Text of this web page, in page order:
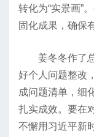
转化为“实景画”
固化成果，确保
姜冬冬作了
好个人问题整改
成问题清单，细
扎实成效。要在
不懈用习近平新